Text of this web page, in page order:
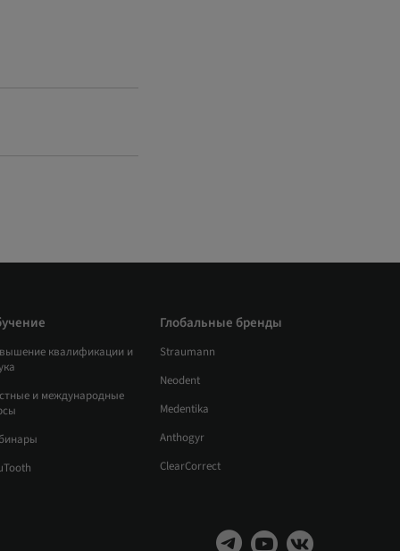
квалификации и
и международные
Глобальные бренды
Straumann
Neodent
Medentika
Anthogyr
ClearCorrect